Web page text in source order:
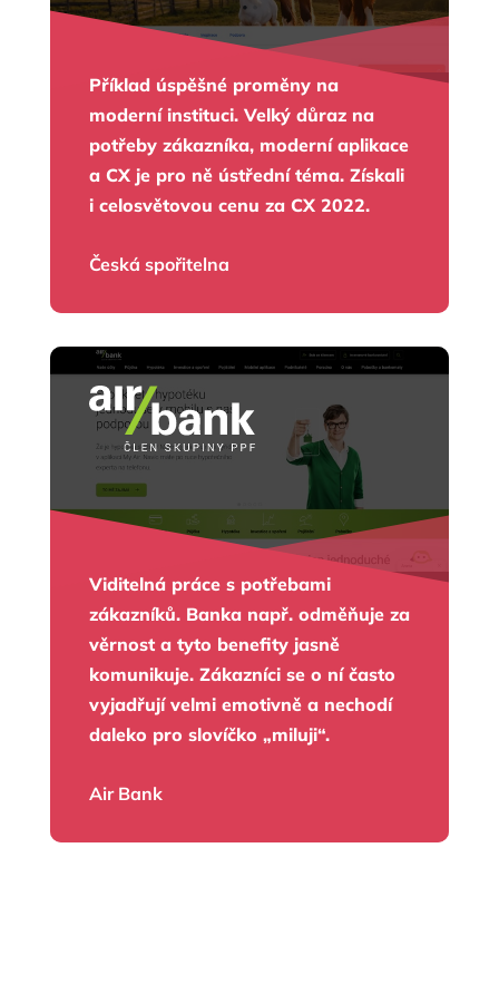
Příklad úspěšné proměny na
moderní instituci. Velký důraz na
potřeby zákazníka, moderní aplikace
a CX je pro ně ústřední téma. Získali
i celosvětovou cenu za CX 2022.
Česká spořitelna
Viditelná práce s potřebami
zákazníků. Banka např. odměňuje za
věrnost a tyto benefity jasně
komunikuje. Zákazníci se o ní často
vyjadřují velmi emotivně a nechodí
daleko pro slovíčko „miluji“.
Air Bank